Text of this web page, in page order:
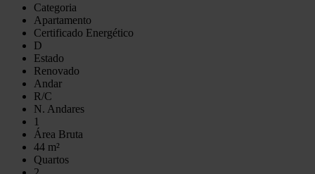
Categoria
Apartamento
Certificado Energético
D
Estado
Renovado
Andar
R/C
N. Andares
1
Área Bruta
44 m²
Quartos